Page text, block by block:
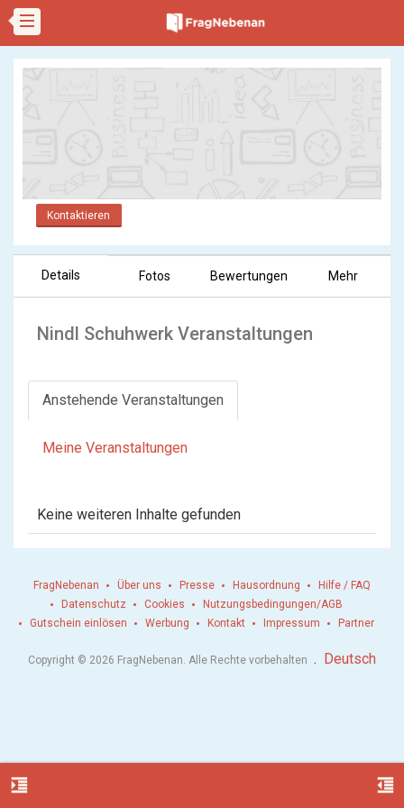
Kontaktieren
Details Fotos Bewertungen Mehr
Nindl Schuhwerk Veranstaltungen
Anstehende Veranstaltungen
Meine Veranstaltungen
Keine weiteren Inhalte gefunden
format_indent_increase format_indent_decrease
FragNebenan Über uns Presse Hausordnung
Hilfe / FAQ
Datenschutz
Cookies
Nutzungsbedingungen/AGB
Gutschein einlösen
Werbung Kontakt Impressum Partner
Copyright © 2026 FragNebenan. Alle Rechte vorbehalten . Deutsch